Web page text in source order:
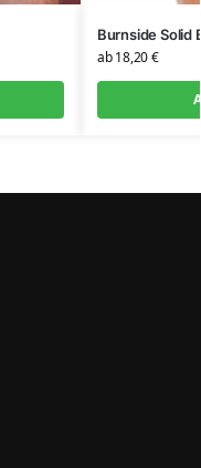
Burnside Solid
ab18,20€